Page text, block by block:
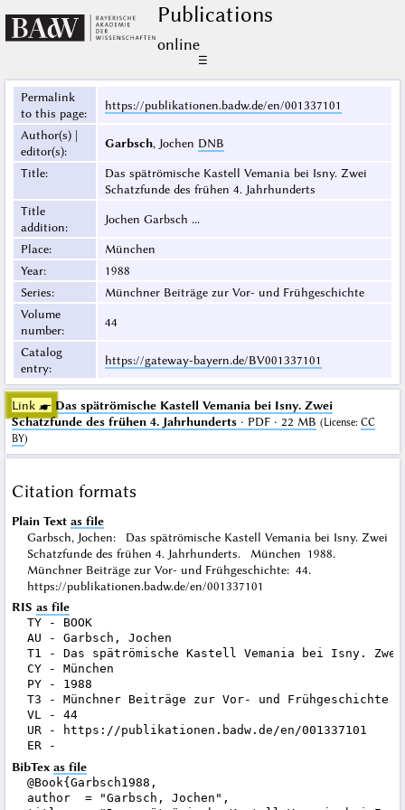
Publications
online
☰
Permalink
to this page:
https://publikationen.badw.de/en/001337101
Author(s) |
editor(s):
Garbsch, Jochen DNB
Title:
Das spätrömische Kastell Vemania bei Isny. Zwei
Schatzfunde des frühen 4. Jahrhunderts
Title
addition:
Jochen Garbsch ...
Place:
München
Year:
1988
Series:
Münchner Beiträge zur Vor- und Frühgeschichte
Volume
number:
44
Catalog
entry:
https://gateway-bayern.de/BV001337101
Link ☛ Das spätrömische Kastell Vemania bei Isny. Zwei
Schatzfunde des frühen 4. Jahrhunderts· PDF · 22 MB (License: CC
BY)
Citation formats
Plain Text as file
Garbsch, Jochen: Das spätrömische Kastell Vemania bei Isny. Zwei
Schatzfunde des frühen 4. Jahrhunderts. München 1988.
Münchner Beiträge zur Vor- und Frühgeschichte: 44.
https://publikationen.badw.de/en/001337101
RIS as file
TY - BOOK
AU - Garbsch, Jochen
T1 - Das spätrömische Kastell Vemania bei Isny.
CY - München
PY - 1988
T3 - Münchner Beiträge zur Vor- und Frühgeschichte
VL - 44
UR - https://publikationen.badw.de/en/001337101
BibTex as file
@Book{Garbsch1988,
author  = "Garbsch, Jochen",